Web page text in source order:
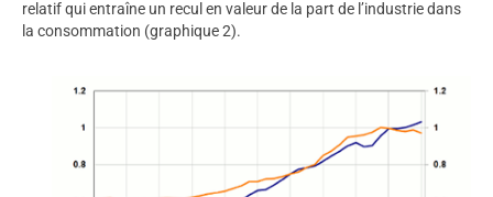
relatif qui entraîne un recul en valeur de la part de l’industrie dans
la consommation (graphique 2).